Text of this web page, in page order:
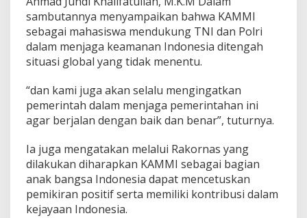
sambutannya menyampaikan bahwa KAMMI
sebagai mahasiswa mendukung TNI dan Polri
dalam menjaga keamanan Indonesia ditengah
situasi global yang tidak menentu.
“dan kami juga akan selalu mengingatkan
pemerintah dalam menjaga pemerintahan ini
agar berjalan dengan baik dan benar”, tuturnya.
Ia juga mengatakan melalui Rakornas yang
dilakukan diharapkan KAMMI sebagai bagian
anak bangsa Indonesia dapat mencetuskan
pemikiran positif serta memiliki kontribusi dalam
kejayaan Indonesia.